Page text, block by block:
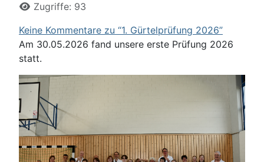
Zugriffe: 93
Keine Kommentare zu “1. Gürtelprüfung 2026”
Am 30.05.2026 fand unsere erste Prüfung 2026
statt.